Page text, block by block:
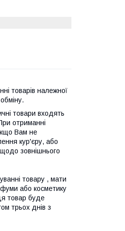
товарів належної
товари входять
отриманні
Вам не
кур'єру, або
зовнішнього
товару , мати
або косметику
товар буде
трьох днів з